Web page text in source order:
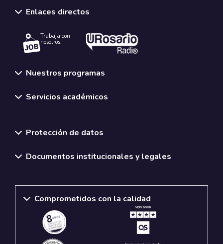
Enlaces directos
Trabaja con
nosotros.
Nuestros programas
Servicios académicos
Protección de datos
Documentos institucionales y legales
Comprometidos con la calidad